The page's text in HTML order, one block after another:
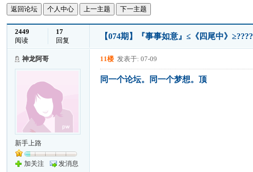
返回论坛 个人中心 上一主题 下一主题
2449
阅读
17
回复
【074期】『事事如意』≤《四尾中》≥????
神龙阿哥
新手上路
加关注 发消息
11楼 发表于: 07-09
同一个论坛。同一个梦想。顶